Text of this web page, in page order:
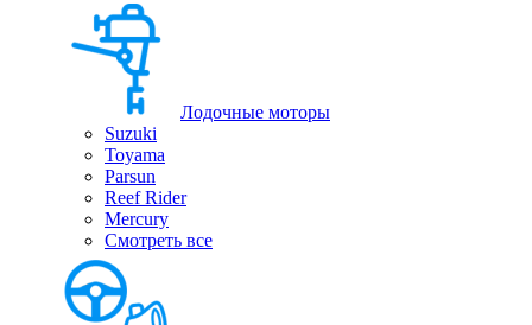
Лодочные моторы
Suzuki
Toyama
Parsun
Reef Rider
Mercury
Смотреть все